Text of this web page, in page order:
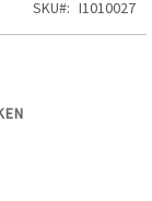
SKU I1010027